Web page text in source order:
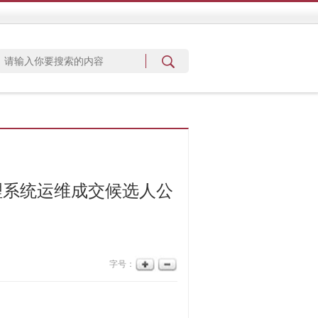
统运维成交候选人公
字号：